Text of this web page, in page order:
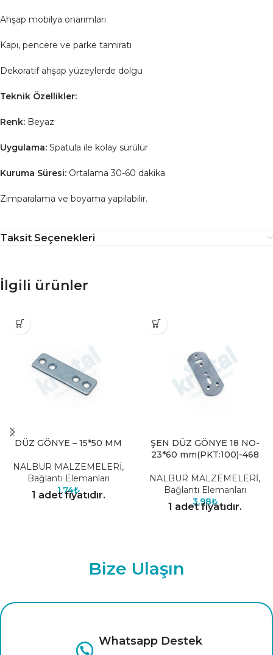
Ahşap mobilya onarımları
Kapı, pencere ve parke tamiratı
Dekoratif ahşap yüzeylerde dolgu
Teknik Özellikler:
Renk: Beyaz
Uygulama: Spatula ile kolay sürülür
Kuruma Süresi: Ortalama 30-60 dakika
Zımparalama ve boyama yapılabilir.
Taksit Seçenekleri
İlgili ürünler
DÜZ GÖNYE – 15*50 MM
NALBUR MALZEMELERİ,
Bağlantı Elemanları
1,74₺
1 adet fiyatıdır.
ŞEN DÜZ GÖNYE 18 NO-
23*60 mm(PKT:100)-468
NALBUR MALZEMELERİ,
Bağlantı Elemanları
3,98₺
1 adet fiyatıdır.
Bize Ulaşın
Whatsapp Destek